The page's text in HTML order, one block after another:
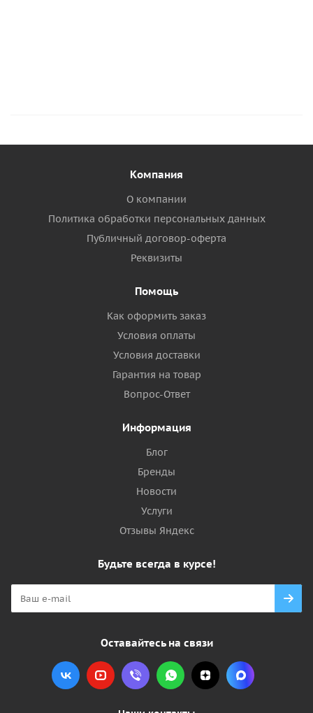
Компания
О компании
Политика обработки персональных данных
Публичный договор-оферта
Реквизиты
Помощь
Как оформить заказ
Условия оплаты
Условия доставки
Гарантия на товар
Вопрос-Ответ
Информация
Блог
Бренды
Новости
Услуги
Отзывы Яндекс
Будьте всегда в курсе!
Оставайтесь на связи